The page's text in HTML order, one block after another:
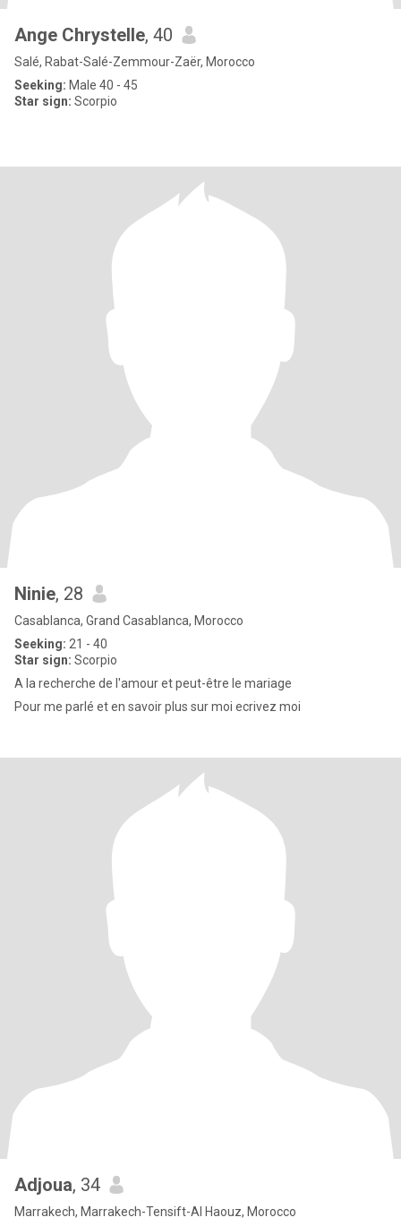
Ange Chrystelle, 40
Salé, Rabat-Salé-Zemmour-Zaër, Morocco
Seeking: Male 40 - 45
Star sign: Scorpio
Ninie, 28
Casablanca, Grand Casablanca, Morocco
Seeking: 21 - 40
Star sign: Scorpio
A la recherche de l'amour et peut-être le mariage
Pour me parlé et en savoir plus sur moi ecrivez moi
Adjoua, 34
Marrakech, Marrakech-Tensift-Al Haouz, Morocco